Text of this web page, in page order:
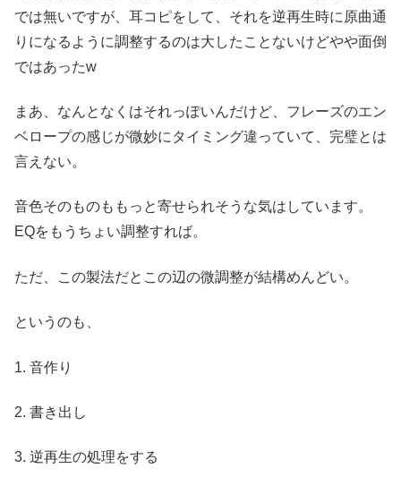
では無いですが、耳コピをして、それを逆再生時に原曲通
りになるように調整するのは大したことないけどやや面倒
ではあったw
まあ、なんとなくはそれっぽいんだけど、フレーズのエン
ベロープの感じが微妙にタイミング違っていて、完璧とは
言えない。
音色そのものももっと寄せられそうな気はしています。
EQをもうちょい調整すれば。
ただ、この製法だとこの辺の微調整が結構めんどい。
というのも、
1. 音作り
2. 書き出し
3. 逆再生の処理をする